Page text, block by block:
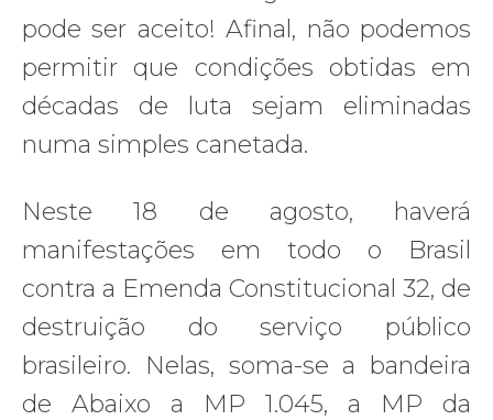
pode ser aceito! Afinal, não podemos
permitir que condições obtidas em
décadas de luta sejam eliminadas
numa simples canetada.
Neste 18 de agosto, haverá
manifestações em todo o Brasil
contra a Emenda Constitucional 32, de
destruição do serviço público
brasileiro. Nelas, soma-se a bandeira
de Abaixo a MP 1.045, a MP da